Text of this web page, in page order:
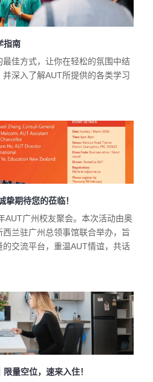
指南
佳方式，让你在轻松的氛围中结
深入了解AUT所提供的各类学习
期待您的莅临！
AUT广州校友聚会。本次活动由奥
兰驻广州总领事馆联合举办，旨
交流平台，重温AUT情谊，共话
量空位，速来入住！